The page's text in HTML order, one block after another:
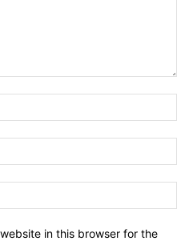
in this browser for the